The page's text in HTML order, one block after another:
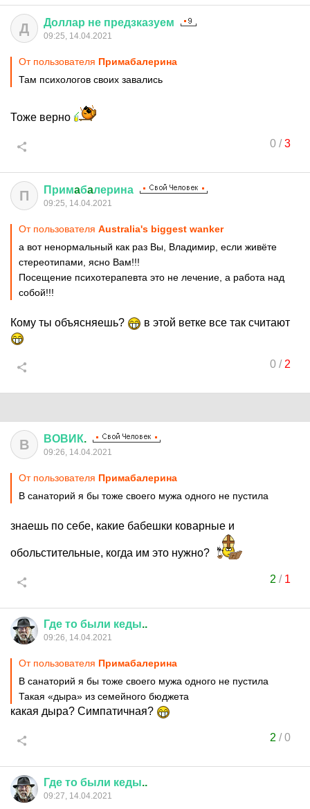
Д Доллар не предзказуем
09:25, 14.04.2021
От пользователя Примaбaлерина
Там психологов своих завались
Тоже верно
0/3
П Примaбaлерина
09:25, 14.04.2021
От пользователя Australia's biggest wanker
а вот ненормальный как раз Вы, Владимир, если живёте
стереотипами, ясно Вам!!!
Посещение психотерапевта это не лечение, а работа над
собой!!!
Кому ты объясняешь? в этой ветке все так считают
0/ 2
В ВОВИК.
09:26, 14.04.2021
От пользователя Примaбaлерина
В санаторий я бы тоже своего мужа одного не пустила
знаешь по себе, какие бабешки коварные и
обольстительные, когда им это нужно?
2 / 1
Где то были кеды..
09:26, 14.04.2021
От пользователя Примaбaлерина
В санаторий я бы тоже своего мужа одного не пустила
Такая «дыра» из семейного бюджета
какая дыра? Симпатичная?
2 /0
Где то были кеды..
09:27, 14.04.2021